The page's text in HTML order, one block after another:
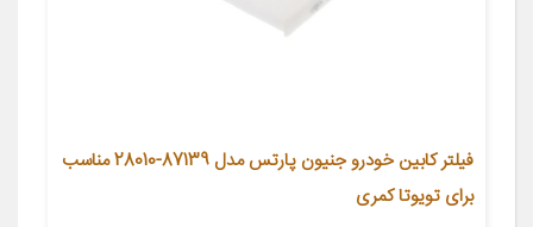
فیلتر کابین خودرو جنیون پارتس مدل 87139-28010 مناسب
برای تویوتا کمری